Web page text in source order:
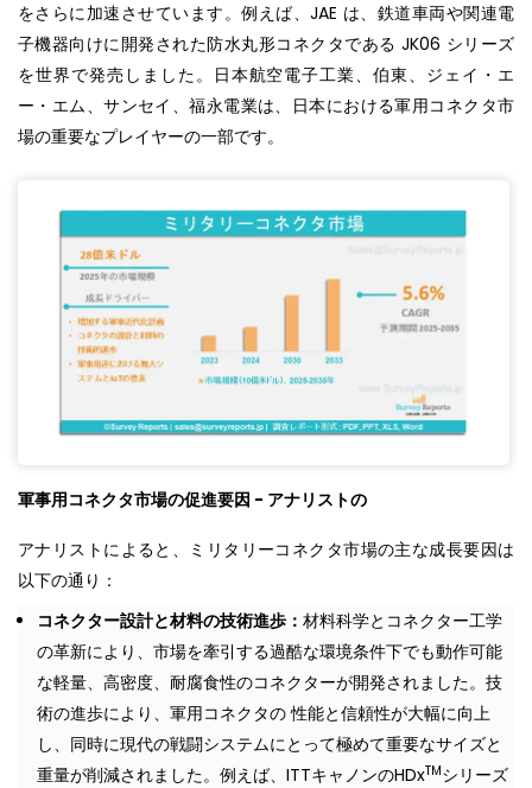
をさらに加速させています。例えば、JAE は、鉄道車両や関連電
子機器向けに開発された防水丸形コネクタである JK06 シリーズ
を世界で発売しました。日本航空電子工業、伯東、ジェイ・エ
ー・エム、サンセイ、福永電業は、日本における軍用コネクタ市
場の重要なプレイヤーの一部です。
軍事用コネクタ市場の促進要因 - アナリストの
アナリストによると、ミリタリーコネクタ市場の主な成長要因は
以下の通り：
コネクター設計と材料の技術進歩： 材料科学とコネクター工学
の革新により、市場を牽引する過酷な環境条件下でも動作可能
な軽量、高密度、耐腐食性のコネクターが開発されました。技
術の進歩により、軍用コネクタの 性能と信頼性が大幅に向上
し、同時に現代の戦闘システムにとって極めて重要なサイズと
重量が削減されました。例えば、ITTキャノンのHDxTMシリーズ